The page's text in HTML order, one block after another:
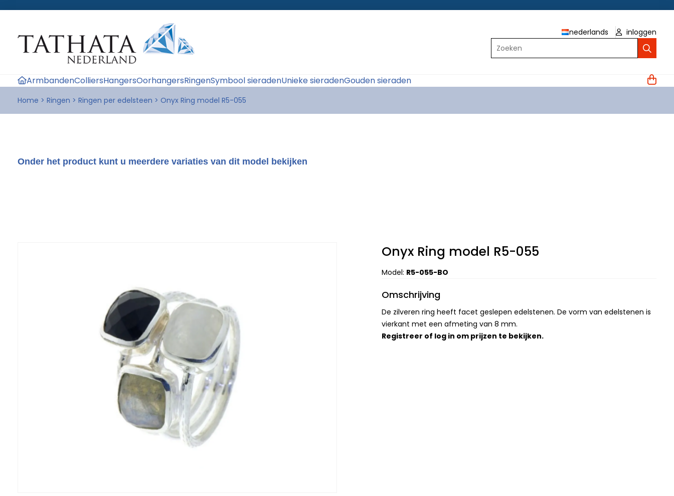
nederlands
inloggen
Zoeken
ArmbandenColliersHangersOorhangersRingenSymbool sieradenUnieke sieradenGouden sieraden
Home > Ringen > Ringen per edelsteen > Onyx Ring model R5-055
Onder het product kunt u meerdere variaties van dit model bekijken
Onyx Ring model R5-055
Model: R5-055-BO
Omschrijving
De zilveren ring heeft facet geslepen edelstenen. De vorm van edelstenen is
vierkant met een afmeting van 8 mm.
Registreer of log in om prijzen te bekijken.